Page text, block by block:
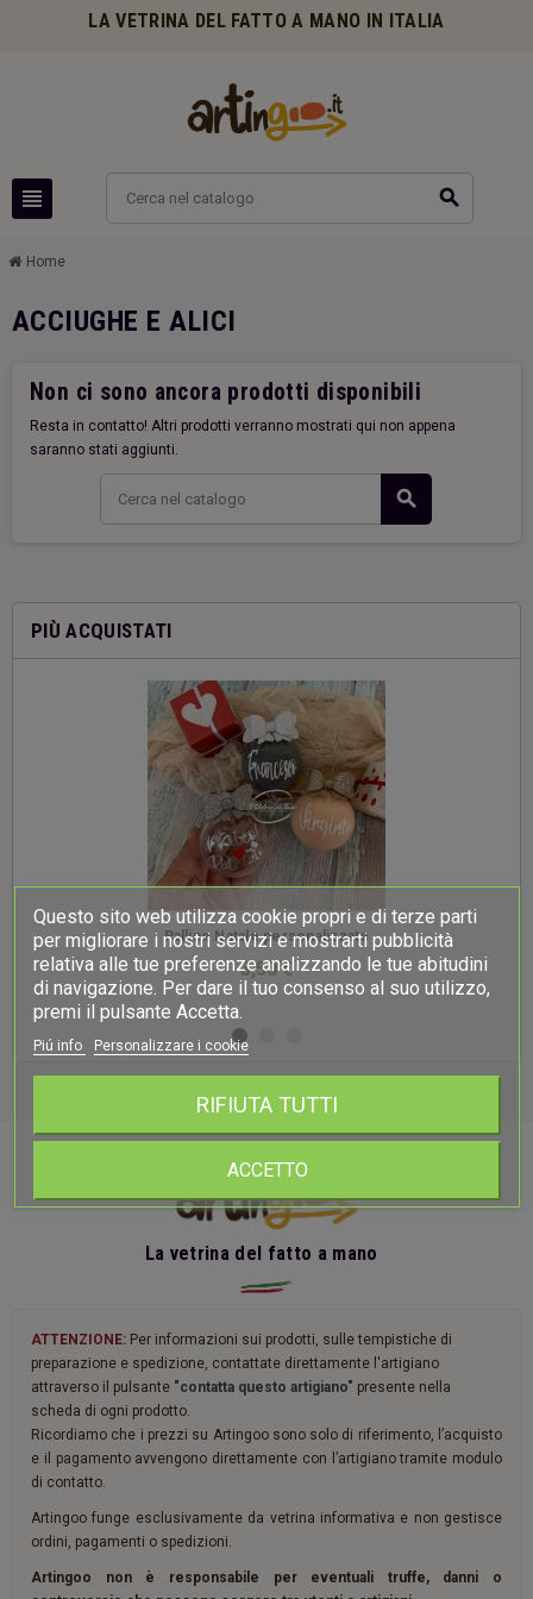
LA VETRINA DEL FATTO A MANO IN ITALIA
view_headline search
Home
PIÙ ACQUISTATI
Palline Natale personalizzate
3,50 €
ACCIUGHE E ALICI
Non ci sono ancora prodotti disponibili
Resta in contatto! Altri prodotti verranno mostrati qui non appena
saranno stati aggiunti.
search
La vetrina del fatto a mano
ATTENZIONE: Per informazioni sui prodotti, sulle tempistiche di
preparazione e spedizione, contattate direttamente l'artigiano
attraverso il pulsante "contatta questo artigiano" presente nella
scheda di ogni prodotto.
Ricordiamo che i prezzi su Artingoo sono solo di riferimento, l’acquisto
e il pagamento avvengono direttamente con l’artigiano tramite modulo
di contatto.
Artingoo funge esclusivamente da vetrina informativa e non gestisce
ordini, pagamenti o spedizioni.
Artingoo non è responsabile per eventuali truffe, danni o
Questo sito web utilizza cookie propri e di terze parti
per migliorare i nostri servizi e mostrarti pubblicità
relativa alle tue preferenze analizzando le tue abitudini
di navigazione. Per dare il tuo consenso al suo utilizzo,
premi il pulsante Accetta.
Piú info Personalizzare i cookie
RIFIUTA TUTTI
ACCETTO